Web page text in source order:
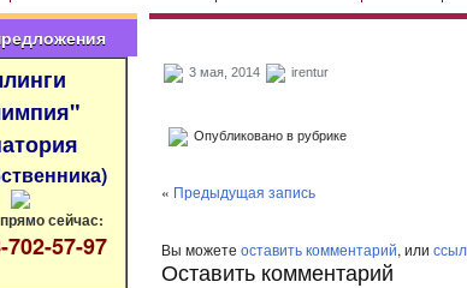
сейчас:
702-57-97
3 мая, 2014 irentur
Опубликовано в рубрике
« Предыдущая запись
Вы можете оставить комментарий, или
Оставить комментарий